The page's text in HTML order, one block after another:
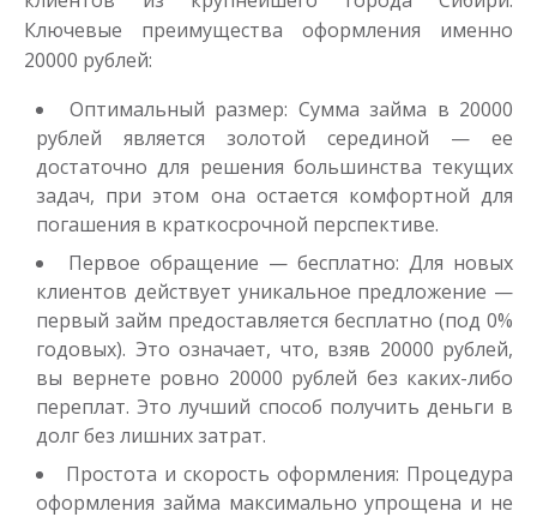
Моментальный займ
Сумма до 50 000₽
от 1 до 21 дня
Получить
Одолжим до 30 дней
Сумма до50 000 ₽
Срок от 1до 30 дня
Ключевые преимущества оформления именно
20000 рублей:
Оптимальный размер: Сумма займа в 20000
рублей является золотой серединой — ее
достаточно для решения большинства текущих
задач, при этом она остается комфортной для
погашения в краткосрочной перспективе.
Первое обращение — бесплатно: Для новых
клиентов действует уникальное предложение —
первый займ предоставляется бесплатно (под 0%
годовых). Это означает, что, взяв 20000 рублей,
вы вернете ровно 20000 рублей без каких-либо
переплат. Это лучший способ получить деньги в
долг без лишних затрат.
Простота и скорость оформления: Процедура
оформления займа максимально упрощена и не